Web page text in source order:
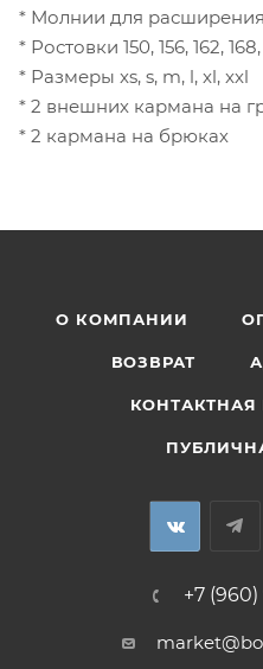
* Молнии для
* Ростовки 150, 156, 162,
* Размеры xs, s, m, l, xl, xxl
* 2 внешних кармана на
* 2 кармана на брюках
О КОМПАНИИ
ВОЗВРАТ
+7